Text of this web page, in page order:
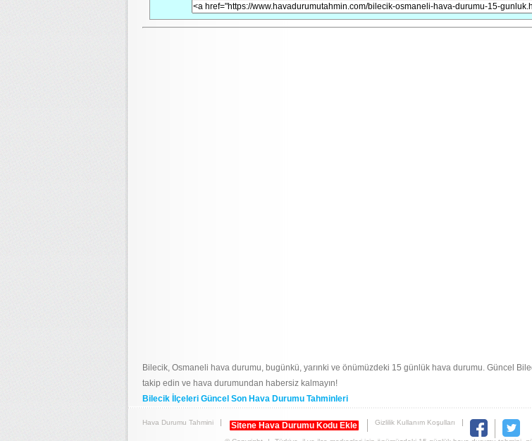
Bilecik, Osmaneli hava durumu, bugünkü, yarınki ve önümüzdeki 15 günlük hava durumu. Güncel
takip edin ve hava durumundan habersiz kalmayın!
Bilecik İlçeleri Güncel Son Hava Durumu Tahminleri
Hava Durumu Tahmini Sitene Hava Durumu Kodu Ekle Gizlilik Kullanım Koşulları